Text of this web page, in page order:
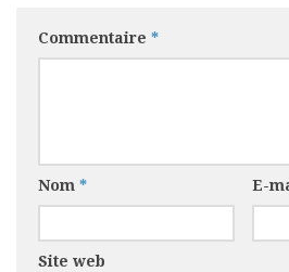
Commentaire *
Nom * E-
Site web